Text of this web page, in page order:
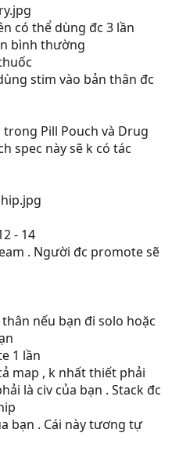
có thể dùng đc 3 lần
bình thường
stim vào bản thân đc
Pill Pouch và Drug
spec này sẽ k có tác
- 14
. Người đc promote sẽ
nếu bạn đi solo hoặc
1 lần
map , k nhất thiết phải
là civ của bạn . Stack đc
bạn . Cái này tương tự